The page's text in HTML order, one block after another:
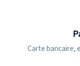
Carte bancaire,